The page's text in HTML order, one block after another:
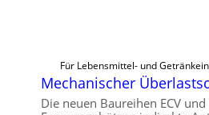
Für Lebensmittel- und
Mechanischer
Die neuen Baureihen ECV